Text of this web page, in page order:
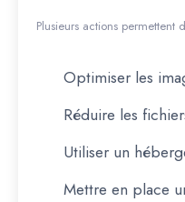
Plusieurs actions permettent
Optimiser les
Réduire les
Utiliser un
Mettre en place